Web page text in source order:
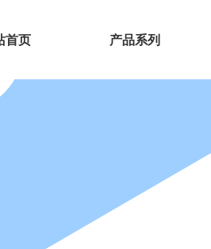
首页 产品系列